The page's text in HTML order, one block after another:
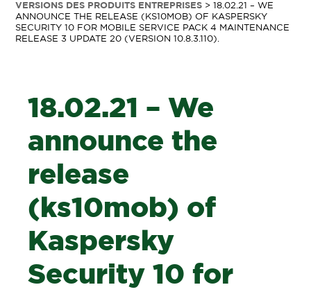
VERSIONS DES PRODUITS ENTREPRISES >18.02.21 – WE
ANNOUNCE THE RELEASE (KS10MOB) OF KASPERSKY
SECURITY 10 FOR MOBILE SERVICE PACK 4 MAINTENANCE
RELEASE 3 UPDATE 20 (VERSION 10.8.3.110).
18.02.21 – We
announce the
release
(ks10mob) of
Kaspersky
Security 10 for